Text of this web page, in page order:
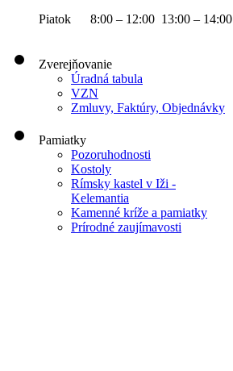
Piatok 8:00 – 12:00 13:00 – 14:00
Zverejňovanie
Úradná tabula
VZN
Zmluvy, Faktúry, Objednávky
Pamiatky
Pozoruhodnosti
Kostoly
Rímsky kastel v Iži -
Kelemantia
Kamenné kríže a pamiatky
Prírodné zaujímavosti